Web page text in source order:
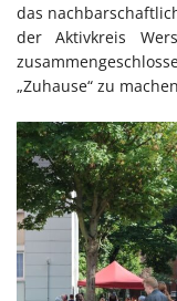
das
der Aktivkreis
„Zuhause“ zu